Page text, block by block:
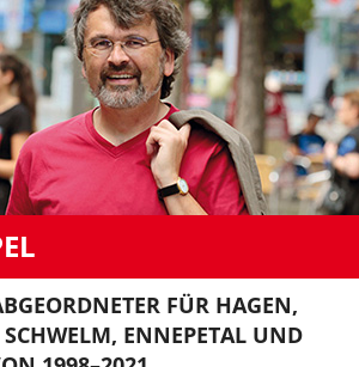
FÜR HAGEN,
SCHWELM, ENNEPETAL UND